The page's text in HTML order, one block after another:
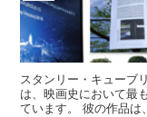
スタンリー・キューブ
は、映画史において最
ています。 彼の作品は